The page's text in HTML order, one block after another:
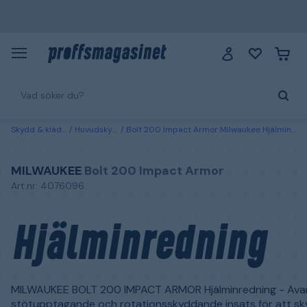
Skydd & kläder Huvudskydd Bolt 200 Impact Armor Milwaukee Hjälminredning
MILWAUKEE Bolt 200 Impact Armor
Art.nr: 4076096
Hjälminredning
MILWAUKEE BOLT 200 IMPACT ARMOR Hjälminredning -
stötupptagande och rotationsskyddande insats för att